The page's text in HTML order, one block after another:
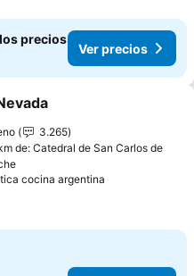
precios
Ver precios
a favoritos
3.265
de: Catedral de San Carlos de
cocina argentina